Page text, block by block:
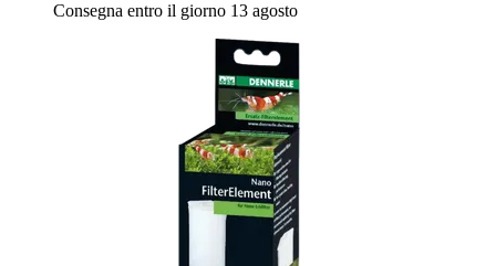
Consegna entro il giorno 13 agosto